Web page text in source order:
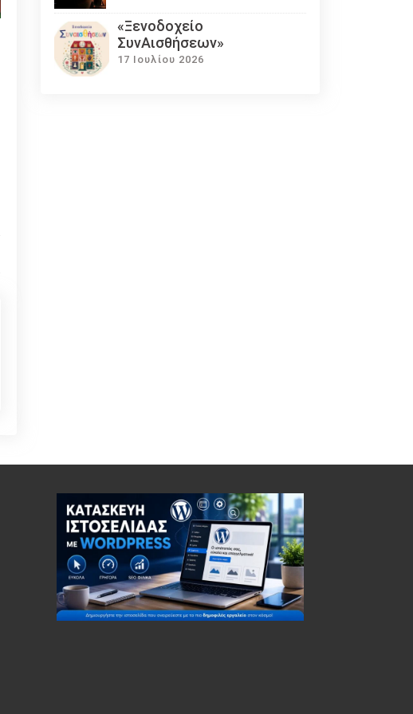
«Ξενοδοχείο
ΣυνΑισθήσεων»
17 Ιουλίου 2026